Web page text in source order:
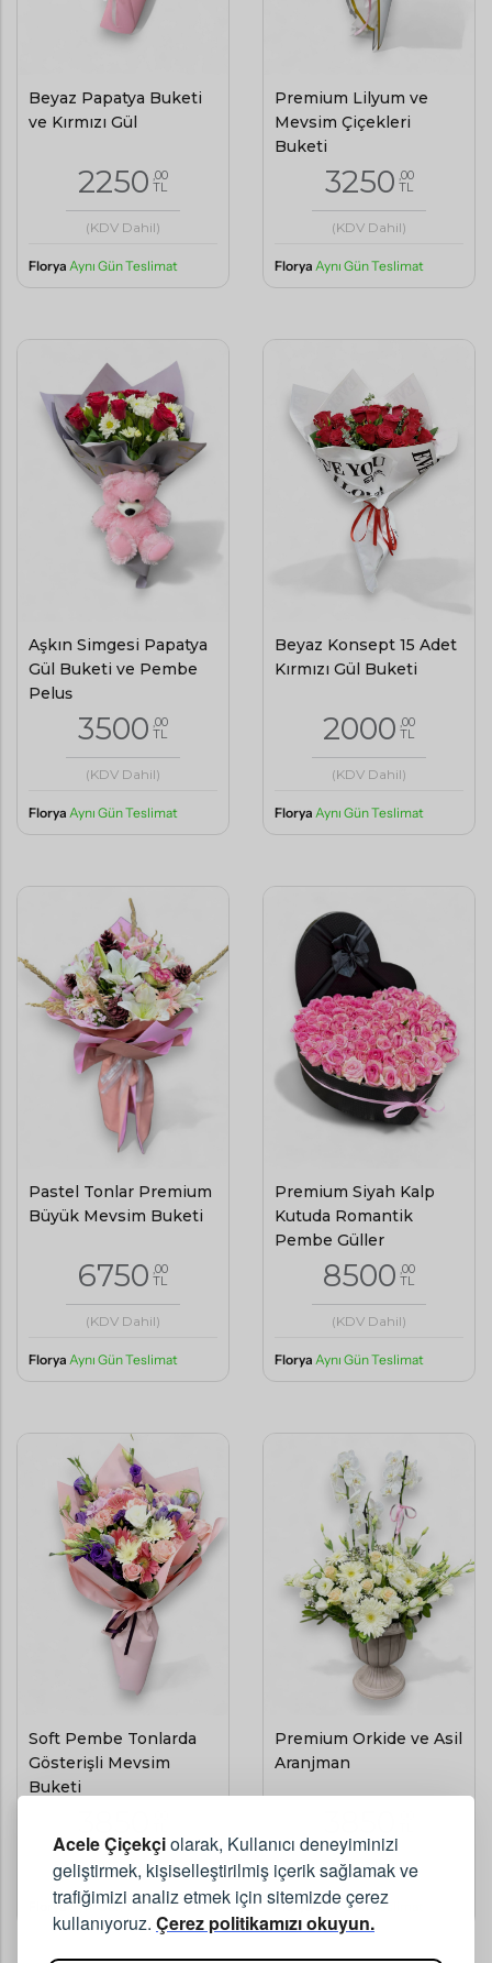
Acele Çiçekçiolarak, Kullanıcı deneyiminizi
geliştirmek, kişiselleştirilmiş içerik sağlamak ve
trafiğimizi analiz etmek için sitemizde çerez
kullanıyoruz. Çerez politikamızı okuyun.
Beyaz Papatya Buketi
ve Kırmızı Gül
2250 ,00
TL
(KDV Dahil)
Florya Aynı Gün Teslimat
Premium Lilyum ve
Mevsim Çiçekleri
Buketi
3250 ,00
TL
(KDV Dahil)
Florya Aynı Gün Teslimat
Aşkın Simgesi Papatya
Gül Buketi ve Pembe
Peluş
3500 ,00
TL
(KDV Dahil)
Florya Aynı Gün Teslimat
Beyaz Konsept 15 Adet
Kırmızı Gül Buketi
2000 ,00
TL
(KDV Dahil)
Florya Aynı Gün Teslimat
Pastel Tonlar Premium
Büyük Mevsim Buketi
6750 ,00
TL
(KDV Dahil)
Florya Aynı Gün Teslimat
Premium Siyah Kalp
Kutuda Romantik
Pembe Güller
8500 ,00
TL
(KDV Dahil)
Florya Aynı Gün Teslimat
Soft Pembe Tonlarda
Gösterişli Mevsim
Buketi
(KDV Dahil)
FloryaAynı Gün Teslimat
Premium Orkide ve Asil
Aranjman
(KDV Dahil)
FloryaAynı Gün Teslimat